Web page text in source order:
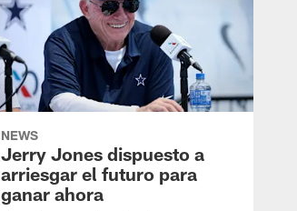
NEWS
Jerry Jones dispuesto a
arriesgar el futuro para
ganar ahora